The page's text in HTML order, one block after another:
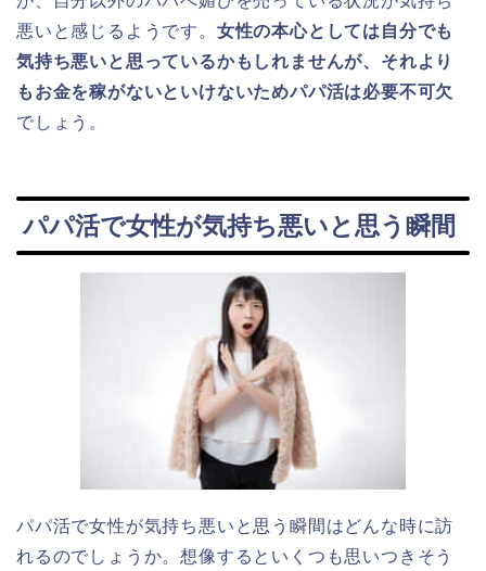
悪いと感じるようです。 女性の本心としては自分でも
気持ち悪いと思っているかもしれませんが、それより
もお金を稼がないといけないためパパ活は必要不可欠
でしょう。
パパ活で女性が気持ち悪いと思う瞬間
パパ活で女性が気持ち悪いと思う瞬間はどんな時に訪
れるのでしょうか。想像するといくつも思いつきそう